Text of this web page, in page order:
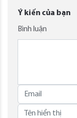
Ý kiến của bạn
Bình luận